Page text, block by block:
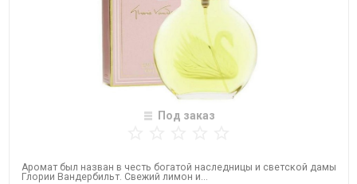
Под заказ
Аромат был назван в честь богатой наследницы и светской дамы
Глории Вандербильт. Свежий лимон и...